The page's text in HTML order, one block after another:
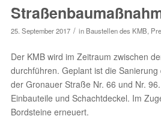
25. September 2017 / in Baustellen des KMB,
Der KMB wird im Zeitraum zwischen
durchführen. Geplant ist die
der Gronauer Straße Nr. 66 und Nr.
Einbauteile und Schachtdeckel. Im
Bordsteine erneuert.